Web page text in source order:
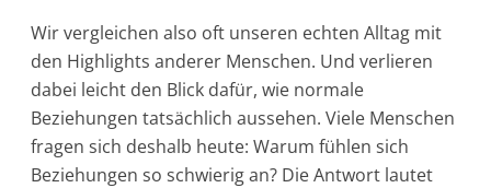
Wir vergleichen also oft unseren echten Alltag mit
den Highlights anderer Menschen. Und verlieren
dabei leicht den Blick dafür, wie normale
Beziehungen tatsächlich aussehen. Viele Menschen
fragen sich deshalb heute: Warum fühlen sich
Beziehungen so schwierig an? Die Antwort lautet